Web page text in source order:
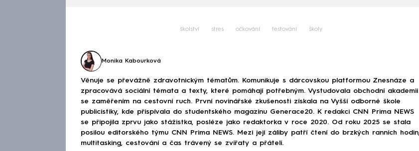
školství stres očkování testování školy
Monika Kabourková
Věnuje se převážně zdravotnickým tématům. Komunikuje s dárcovskou platformou Znesnáze a
zpracovává sociální témata a texty, které pomáhají potřebným. Vystudovala obchodní akademii
se zaměřením na cestovní ruch. První novinářské zkušenosti získala na Vyšší odborné škole
publicistiky, kde přispívala do studentského magazínu Generace20. K redakci CNN Prima NEWS
se připojila zprvu jako stážistka, posléze jako redaktorka v roce 2020. Od roku 2025 se stala
posilou editorského týmu CNN Prima NEWS. Mezi její záliby patří čtení do brzkých ranních hodin,
multitasking, cestování a čas trávený se zvířaty a přáteli.